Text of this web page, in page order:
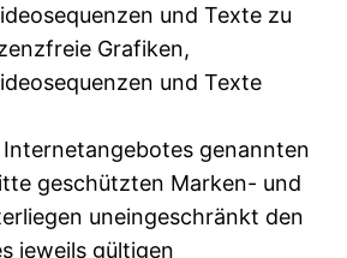
und Texte zu
Grafiken,
und Texte
Internetangebotes genannten
geschützten Marken- und
uneingeschränkt den
jeweils gültigen